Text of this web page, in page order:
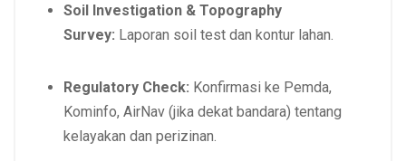
Soil Investigation & Topography
Survey: Laporan soil test dan kontur lahan.
Regulatory Check: Konfirmasi ke Pemda,
Kominfo, AirNav (jika dekat bandara) tentang
kelayakan dan perizinan.